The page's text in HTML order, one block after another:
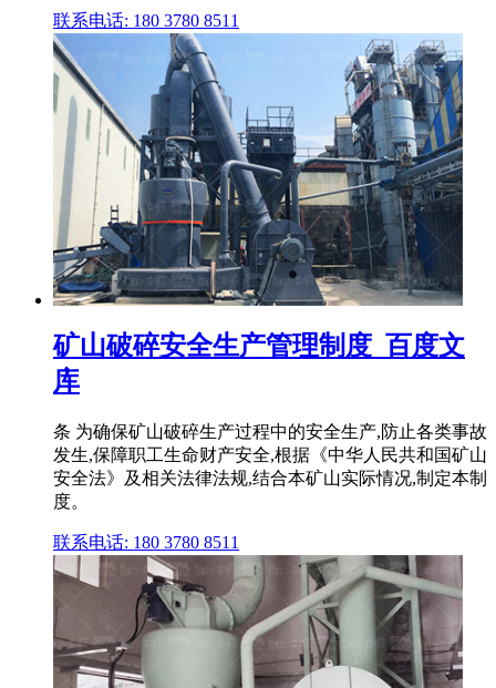
联系电话: 180 3780 8511
矿山破碎安全生产管理制度_百度文
库
条 为确保矿山破碎生产过程中的安全生产,防止各类事故
发生,保障职工生命财产安全,根据《中华人民共和国矿山
安全法》及相关法律法规,结合本矿山实际情况,制定本制
度。
联系电话: 180 3780 8511